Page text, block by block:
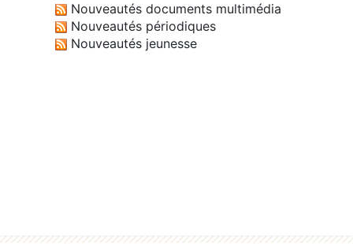
Nouveautés documents multimédia
Nouveautés périodiques
Nouveautés jeunesse